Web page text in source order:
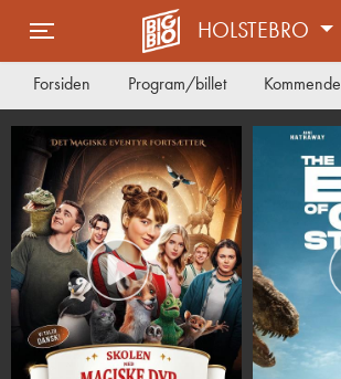
Toggle navigation
HOLSTEBRO
Forsiden Program/billet Kommende